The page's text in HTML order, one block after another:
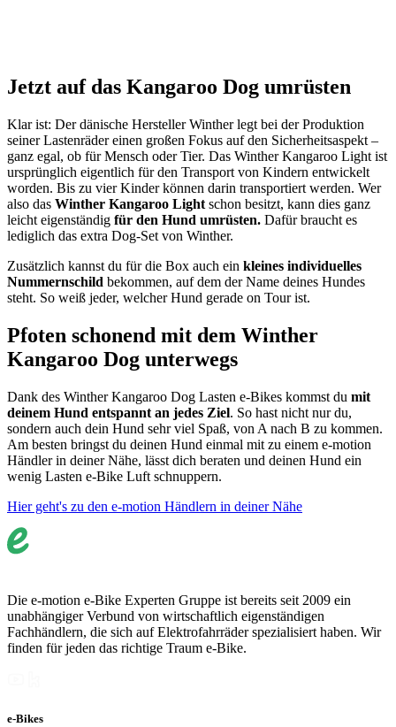
Jetzt auf das Kangaroo Dog umrüsten
Klar ist: Der dänische Hersteller Winther legt bei der Produktion
seiner Lastenräder einen großen Fokus auf den Sicherheitsaspekt –
ganz egal, ob für Mensch oder Tier. Das Winther Kangaroo Light ist
ursprünglich eigentlich für den Transport von Kindern entwickelt
worden. Bis zu vier Kinder können darin transportiert werden. Wer
also das Winther Kangaroo Light schon besitzt, kann dies ganz
leicht eigenständig für den Hund umrüsten. Dafür braucht es
lediglich das extra Dog-Set von Winther.
Zusätzlich kannst du für die Box auch ein kleines individuelles
Nummernschild bekommen, auf dem der Name deines Hundes
steht. So weiß jeder, welcher Hund gerade on Tour ist.
Pfoten schonend mit dem Winther
Kangaroo Dog unterwegs
Dank des Winther Kangaroo Dog Lasten e-Bikes kommst du mit
deinem Hund entspannt an jedes Ziel. So hast nicht nur du,
sondern auch dein Hund sehr viel Spaß, von A nach B zu kommen.
Am besten bringst du deinen Hund einmal mit zu einem e-motion
Händler in deiner Nähe, lässt dich beraten und deinen Hund ein
wenig Lasten e-Bike Luft schnuppern.
Hier geht's zu den e-motion Händlern in deiner Nähe
Die e-motion e-Bike Experten Gruppe ist bereits seit 2009 ein
unabhängiger Verbund von wirtschaftlich eigenständigen
Fachhändlern, die sich auf Elektrofahrräder spezialisiert haben. Wir
finden für jeden das richtige Traum e-Bike.
e-Bikes